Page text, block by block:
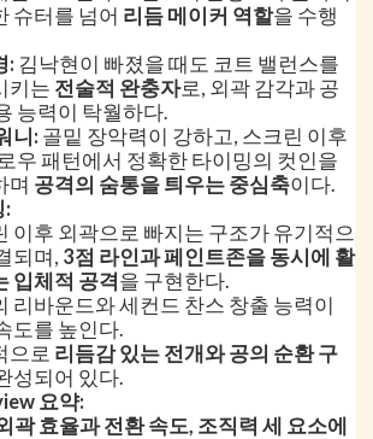
슈터를 넘어 리듬 메이커 역할을 수행
: 김낙현이 빠졌을 때도 코트 밸런스를
키는 전술적 완충자로, 외곽 감각과 공
능력이 탁월하다.
니: 골밑 장악력이 강하고, 스크린 이후
우 패턴에서 정확한 타이밍의 컷인을
며 공격의 숨통을 틔우는 중심축이다.
:
이후 외곽으로 빠지는 구조가 유기적으
되며, 3점 라인과 페인트존을 동시에 활
입체적 공격을 구현한다.
리바운드와 세컨드 찬스 창출 능력이
도를 높인다.
으로 리듬감 있는 전개와 공의 순환 구
성되어 있다.
요약:
곽 효율과 전환 속도, 조직력 세 요소에